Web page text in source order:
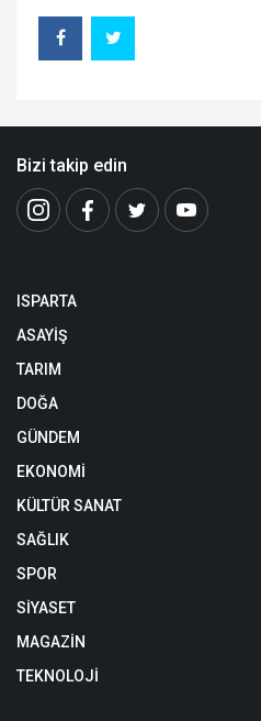
Bizi takip edin
ISPARTA
ASAYİŞ
TARIM
DOĞA
GÜNDEM
EKONOMİ
KÜLTÜR SANAT
SAĞLIK
SPOR
SİYASET
MAGAZİN
TEKNOLOJİ